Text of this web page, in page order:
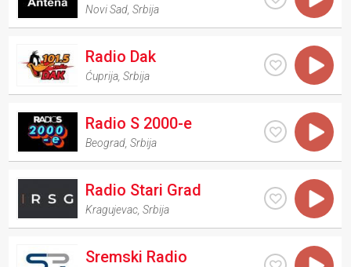
Novi Sad ,Srbija
Radio Dak
Ćuprija ,Srbija
Radio S 2000-e
Beograd ,Srbija
Radio Stari Grad
Kragujevac ,Srbija
Sremski Radio